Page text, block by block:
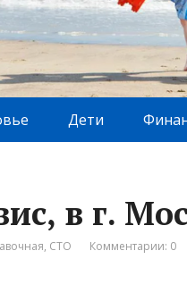
Дети
в г.
, СТО Комментарии: 0